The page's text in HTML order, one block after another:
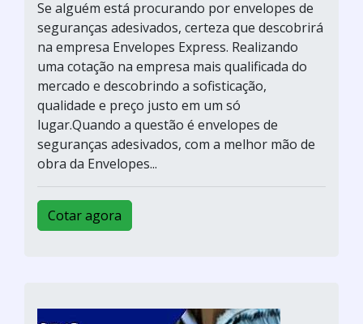
Se alguém está procurando por envelopes de
seguranças adesivados, certeza que descobrirá
na empresa Envelopes Express. Realizando
uma cotação na empresa mais qualificada do
mercado e descobrindo a sofisticação,
qualidade e preço justo em um só
lugar.Quando a questão é envelopes de
seguranças adesivados, com a melhor mão de
obra da Envelopes...
Cotar agora